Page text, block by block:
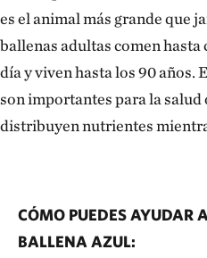
es el animal más grande que
ballenas adultas comen
día y viven hasta los 90 años.
son importantes para la salud
distribuyen nutrientes
CÓMO PUEDES AYUDAR
BALLENA AZUL: